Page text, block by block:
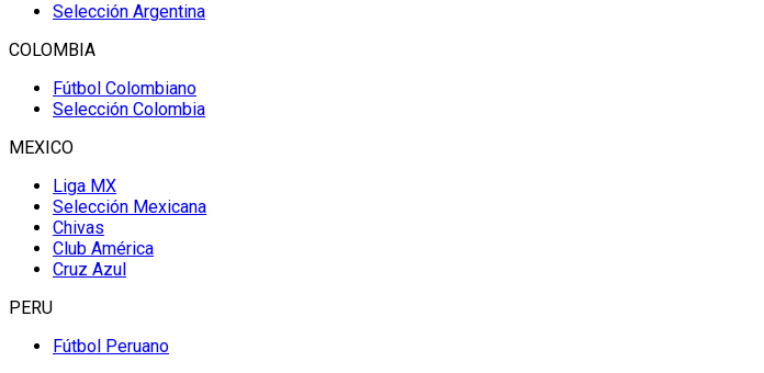
Selección Argentina
COLOMBIA
Fútbol Colombiano
Selección Colombia
MEXICO
Liga MX
Selección Mexicana
Chivas
Club América
Cruz Azul
PERU
Fútbol Peruano